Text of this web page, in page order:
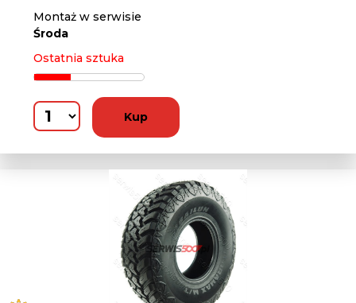
Montaż w serwisie
Środa
Ostatnia sztuka
Kup